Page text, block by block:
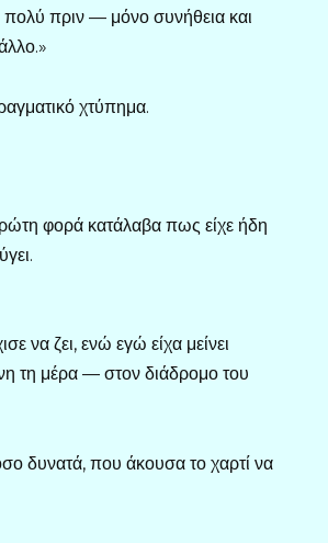
πολύ πριν — μόνο συνήθεια και
χτύπημα.
φορά κατάλαβα πως είχε ήδη
να ζει, ενώ εγώ είχα μείνει
τη μέρα — στον διάδρομο του
δυνατά, που άκουσα το χαρτί να